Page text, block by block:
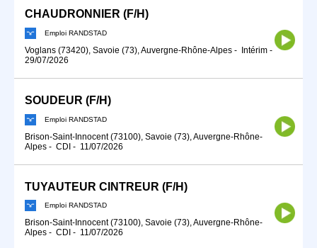
CHAUDRONNIER (F/H)
Emploi RANDSTAD
Voglans (73420), Savoie (73), Auvergne-Rhône-Alpes - Intérim -
29/07/2026
SOUDEUR (F/H)
Emploi RANDSTAD
Brison-Saint-Innocent (73100), Savoie (73), Auvergne-Rhône-
Alpes - CDI - 11/07/2026
TUYAUTEUR CINTREUR (F/H)
Emploi RANDSTAD
Brison-Saint-Innocent (73100), Savoie (73), Auvergne-Rhône-
Alpes - CDI - 11/07/2026